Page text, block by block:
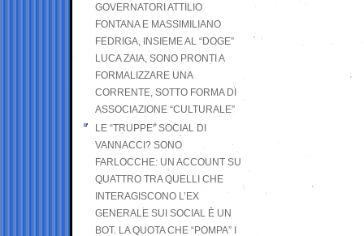
GOVERNATORI ATTILIO
FONTANA E MASSIMILIANO
FEDRIGA, INSIEME AL “DOGE”
LUCA ZAIA, SONO PRONTI A
FORMALIZZARE UNA
CORRENTE, SOTTO FORMA DI
ASSOCIAZIONE “CULTURALE”
LE “TRUPPE” SOCIAL DI
VANNACCI? SONO
FARLOCCHE: UN ACCOUNT SU
QUATTRO TRA QUELLI CHE
INTERAGISCONO L’EX
GENERALE SUI SOCIAL È UN
BOT. LA QUOTA CHE “POMPA” I